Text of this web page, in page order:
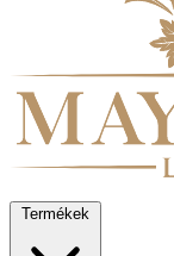
Termékek